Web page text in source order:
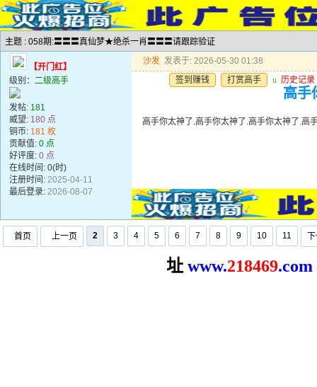
主题 : 058期:〓〓〓真仙梦★绝杀一肖〓〓〓请跟踪验证
【开门红】
级别： 二级高手
发帖: 181
威望: 180 点
铜币: 181 枚
贡献值: 0 点
好评度: 0 点
在线时间: 0(时)
注册时间: 2025-04-11
最后登录: 2026-08-07
沙发 发表于: 2026-05-30 01:38
签到赚钱
打赏高手 u 历史记录
高手
高手你太神了.高手你太神了.高手你太神了.高
首页 上一页 2 3 4 5 6 7 8 9 10 11
址 www.218469.com